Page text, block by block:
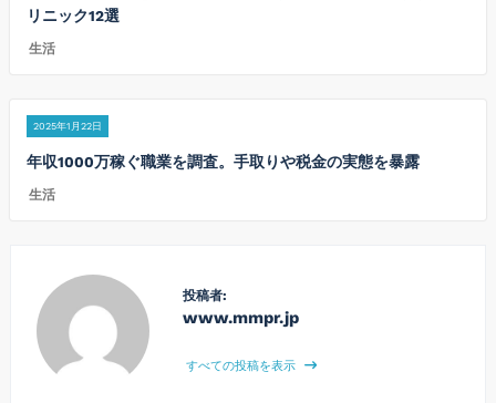
リニック12選
生活
2025年1月22日
年収1000万稼ぐ職業を調査。手取りや税金の実態を暴露
生活
投稿者:
www.mmpr.jp
すべての投稿を表示